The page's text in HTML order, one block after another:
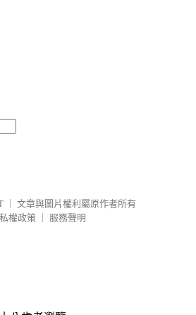
文章與圖片權利屬原作者所有
權政策
服務聲明